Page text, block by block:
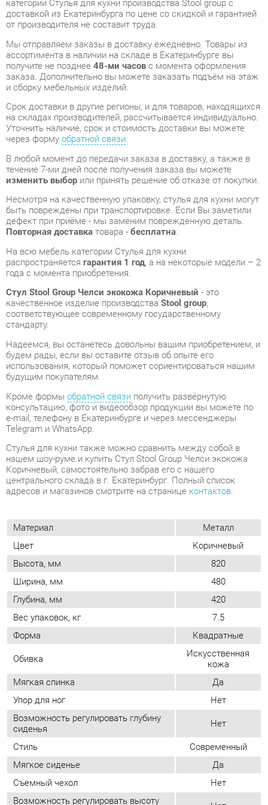
ассортимента в наличии на складе в Екатеринбурге вы
получите не позднее48-ми часовс момента оформления
заказа. Дополнительно вы можете заказать подъём на этаж
и сборку мебельных изделий.
Срок доставки в другие регионы, и для товаров, находящихся
на складах производителей, рассчитывается индивидуально.
Уточнить наличие, срок и стоимость доставки вы можете
через формуобратной связи.
В любой момент до передачи заказа в доставку, а также в
течение 7-ми дней после получения заказа вы можете
изменить выборили принять решение об отказе от покупки.
Несмотря на качественную упаковку, стулья для кухни могут
быть повреждены при транспортировке. Если Вы заметили
дефект при приёме - мы заменим поврежденную деталь.
Повторная доставкатовара -бесплатна .
На всю мебель категории Стулья для кухни
распространяетсягарантия 1 год, а на некоторые модели – 2
года с момента приобретения.
Стул Stool Group Челси экокожа Коричневый
качественное изделие производстваStool group
соответствующее современному государственному
стандарту.
Надеемся, вы останетесь довольны вашим приобретением, и
будем рады, если вы оставите отзыв об опыте его
использования, который поможет сориентироваться нашим
будущим покупателям.
консультацию, фото и видеообзор продукции вы можете по
e-mail, телефону в Екатеринбурге и через мессенджеры
Telegram и WhatsApp.
нашем шоу-руме и купить Стул Stool Group Челси экокожа
Коричневый, самостоятельно забрав его с нашего
центрального склада в г. Екатеринбург. Полный список
адресов и магазинов смотрите на странице
Материал
Металл
Цвет
Коричневый
Высота, мм
820
Глубина, мм
420
Вес упаковок, кг
7.5
Форма
Квадратные
Обивка
Искусственная
кожа
Мягкая спинка
Да
Упор для ног
Нет
Возможность регулировать глубину
сиденья Нет
Стиль
Современный
Мягкое сиденье
Да
Съемный чехол
Нет
Возможность регулировать высоту
сиденья
ОТЗЫВЫ
Пока нет отзывов, поделитесь первым своим мнением.